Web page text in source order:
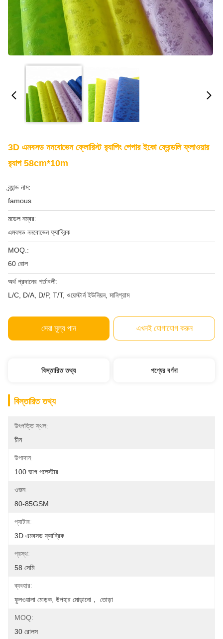
3D এমবসড ননবোভেন ফ্লোরিস্ট র‍্যাপিং পেপার ইকো ফ্রেন্ডলি ফ্লাওয়ার
র‍্যাপ 58cm*10m
ব্র্যান্ড নাম:
famous
মডেল নম্বর:
এমবসড ননবোভেন ফ্যাব্রিক
MOQ.:
60 রোল
অর্থ প্রদানের শর্তাবলী:
L/C, D/A, D/P, T/T, ওয়েস্টার্ন ইউনিয়ন, মানিগ্রাম
সেরা মূল্য পান এখনই যোগাযোগ করুন
বিস্তারিত তথ্য পণ্যের বর্ণনা
বিস্তারিত তথ্য
উৎপত্তি স্থল:
চীন
উপাদান:
100 ভাগ পলেস্টার
ওজন:
80-85GSM
প্যাটার:
3D এমবসড ফ্যাব্রিক
প্রস্থ:
58 সেমি
ব্যবহার:
ফুলওয়ালা মোড়ক, উপহার মোড়ানো， তোড়া
MOQ:
30 রোলস